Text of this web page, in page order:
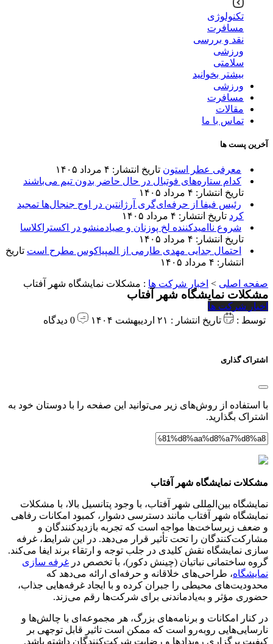
تکنولوژی
مسافرت
نقد و بررسی
ورزشی
سلامتی
بیشتر بخوانید
ورزشی
مسافرت
مقالات
تماس با ما
آخرین پست ها
معرفی عطر استون تاریخ انتشار: ۴ مرداد ۱۴۰۵
کدام ستاره‌های فوتبال در حال حاضر بدون تیم می‌باشند
تاریخ انتشار: ۴ مرداد ۱۴۰۵
رئیس فیفا از حرفه‌ای‌گری آرژانتین در اوج جنجال‌ها تمجید
کرد تاریخ انتشار: ۴ مرداد ۱۴۰۵
شروع ناامیدکننده لخ پوزنان و صیادمنشو در اکستراکلاسا
تاریخ انتشار: ۴ مرداد ۱۴۰۵
احتمال جدایی مهدی طارمی از المپیاکوس مطرح است تاریخ
انتشار: ۴ مرداد ۱۴۰۵
صفحه اصلی > اخبار شرکت ها : مشکلات نمایشگاه شهر آفتاب
مشکلات نمایشگاه شهر آفتاب
اخبار شرکت ها
توسط :
تاریخ انتشار : ۲۱ اردیبهشت ۱۴۰۴
اشتراک گذاری
با استفاده از روش‌های زیر می‌توانید این صفحه را با دوستان خود به
اشتراک بگذارید.
مشکلات نمایشگاه شهر آفتاب
نمایشگاه بین‌المللی شهر آفتاب، با وجود پتانسیل بالا، با مشکلات
نمایشگاه شهر آفتاب مانند دسترسی دشوار، کمبود امکانات رفاهی
و ضعف زیرساخت‌ها مواجه است که تجربه بازدیدکنندگان و
مشارکت‌کنندگان را تحت تأثیر قرار می‌دهد. در این شرایط، غرفه
‌سازی نمایشگاه نقش کلیدی در جلب توجه و ارتقاء برند ایفا می‌کند.
گروه ساختمانی نباتیان (چینش دکور)، با تخصص در غرفه‌ سازی
نمایشگاه، طراحی‌های خلاقانه و حرفه‌ای ارائه می‌دهد که
محدودیت‌های محیطی را جبران کرده و با ایجاد غرفه‌هایی جذاب،
حضوری مؤثر و به‌یادماندنی برای شرکت‌ها رقم می‌زند.
در کنار امکانات و برنامه‌های بزرگ، هر مجموعه‌ای با چالش‌ها و
نارسایی‌هایی روبه‌رو است که ممکن است تاثیر قابل توجهی بر
کیفیت برگزاری رویدادها و رضایت شرکت‌کنندگان داشته باشد.